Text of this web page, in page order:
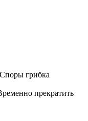
грибка
прекратить